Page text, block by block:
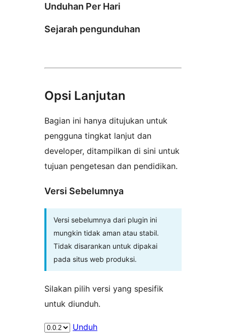
Unduhan Per Hari
Sejarah pengunduhan
Opsi Lanjutan
Bagian ini hanya ditujukan untuk
pengguna tingkat lanjut dan
developer, ditampilkan di sini untuk
tujuan pengetesan dan pendidikan.
Versi Sebelumnya
Versi sebelumnya dari plugin ini
mungkin tidak aman atau stabil.
Tidak disarankan untuk dipakai
pada situs web produksi.
Silakan pilih versi yang spesifik
untuk diunduh.
Unduh